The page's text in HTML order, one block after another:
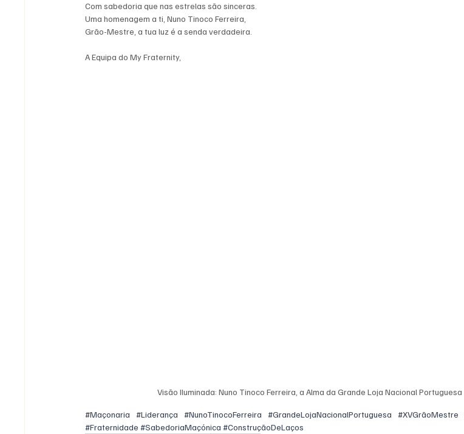
Com sabedoria que nas estrelas são sinceras.
Uma homenagem a ti, Nuno Tinoco Ferreira,
Grão-Mestre, a tua luz é a senda verdadeira.
A Equipa do My Fraternity,
Visão Iluminada: Nuno Tinoco Ferreira, a Alma da Grande Loja Nacional Portuguesa
#Maçonaria #Liderança #NunoTinocoFerreira #GrandeLojaNacionalPortuguesa #XVGrãoMestre
#Fraternidade #SabedoriaMaçónica #ConstruçãoDeLaços